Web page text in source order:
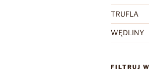
TRUFLA
WĘDLINY
FILTRUJ